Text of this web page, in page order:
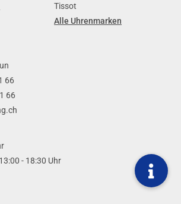
Tissot
Alle Uhrenmarken
66
66
- 18:30 Uhr